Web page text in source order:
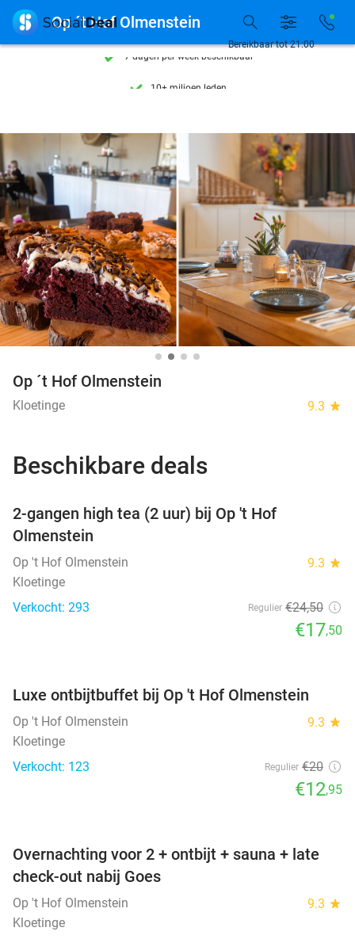
7 dagen per week beschikbaar
7 dagen per week beschikbaar
10+ miljoen leden
Bereikbaar tot 21:00
 Op ´t Hof Olmenstein
Op ´t Hof Olmenstein
Kloetinge 9.3 star
Beschikbare deals
2-gangen high tea (2 uur) bij Op 't Hof
Olmenstein
Op 't Hof Olmenstein 9.3 star
Kloetinge
Verkocht: 293
Regulier €24,50
€17,50
Luxe ontbijtbuffet bij Op 't Hof Olmenstein
Op 't Hof Olmenstein 9.3 star
Kloetinge
Verkocht: 123
Regulier €20
€12,95
Overnachting voor 2 + ontbijt + sauna + late
check-out nabij Goes
Op 't Hof Olmenstein 9.3 star
Kloetinge